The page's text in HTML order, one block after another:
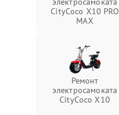
CityCoco X10 PRO
MAX
Ремонт
электросамоката
CityCoco X10